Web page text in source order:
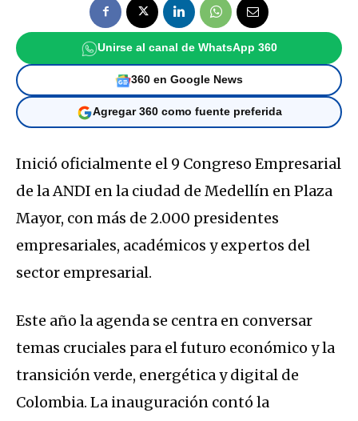
Unirse al canal de WhatsApp 360
360 en Google News
Agregar 360 como fuente preferida
Inició oficialmente el 9 Congreso Empresarial
de la ANDI en la ciudad de Medellín en Plaza
Mayor, con más de 2.000 presidentes
empresariales, académicos y expertos del
sector empresarial.
Este año la agenda se centra en conversar
temas cruciales para el futuro económico y la
transición verde, energética y digital de
Colombia. La inauguración contó la